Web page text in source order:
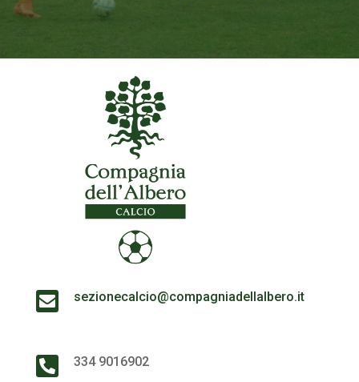
 sezionecalcio@compagniadellalbero.it
 334 9016902